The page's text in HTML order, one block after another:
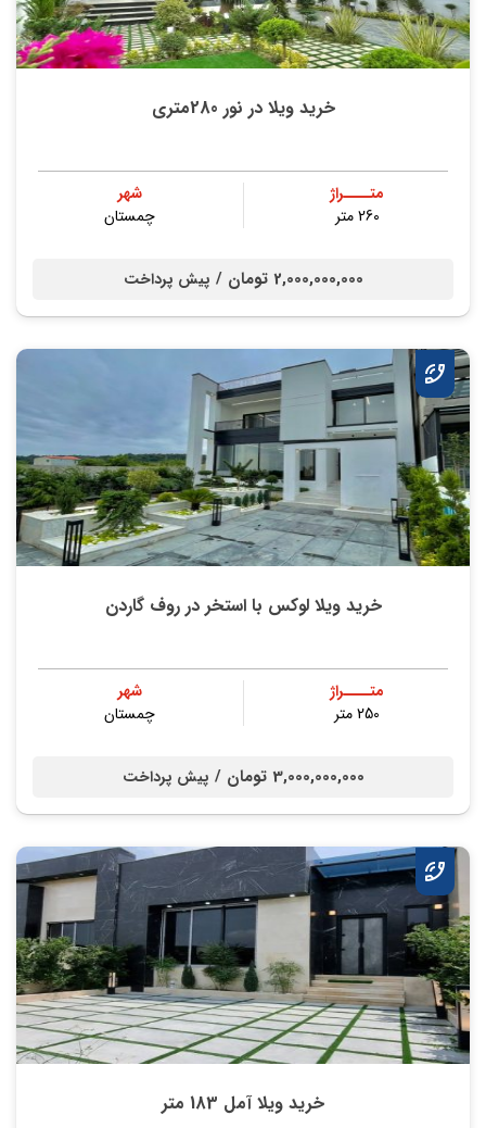
خرید ویلا در نور 280متری
متــــراژ
260 متر
شهر
چمستان
2,000,000,000 تومان / پیش پرداخت
خرید ویلا لوکس با استخر در روف گاردن
متــــراژ
250 متر
شهر
چمستان
3,000,000,000 تومان / پیش پرداخت
خرید ویلا آمل 183 متر